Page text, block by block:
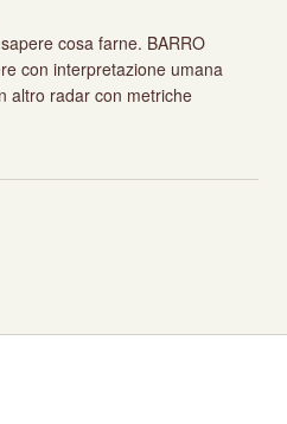
cosa farne. BARRO
con interpretazione umana
altro radar con metriche